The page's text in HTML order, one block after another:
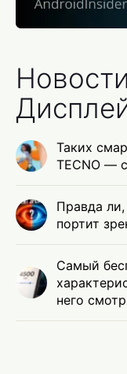
Таких
TECNO —
Правда
портит
Самый
него